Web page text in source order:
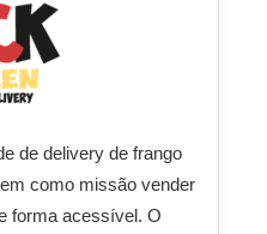
de delivery de frango
como missão vender
forma acessível. O